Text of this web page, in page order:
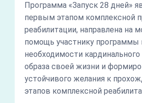
Программа «Запуск 28 дней»
первым этапом комплексной
реабилитации, направлена на
помощь участнику программы
необходимости
образа своей жизни и
устойчивого желания к
этапов комплексной